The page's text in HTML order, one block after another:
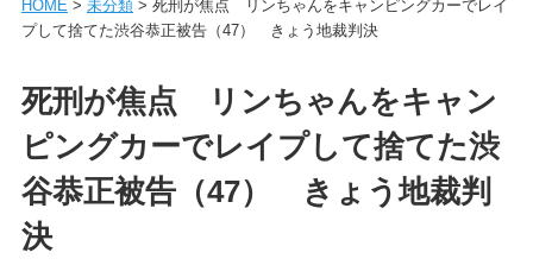
ホーム
お問い合わせ
HOME> 未分類> 死刑が焦点 リンちゃんをキャンピングカーでレイ
プして捨てた渋谷恭正被告（47） きょう地裁判決
死刑が焦点 リンちゃんをキャン
ピングカーでレイプして捨てた渋
谷恭正被告（47） きょう地裁判
決